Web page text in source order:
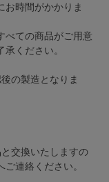
お時間がかかりま
べての商品がご用意
ください。
の製造となりま
交換いたしますの
連絡ください。